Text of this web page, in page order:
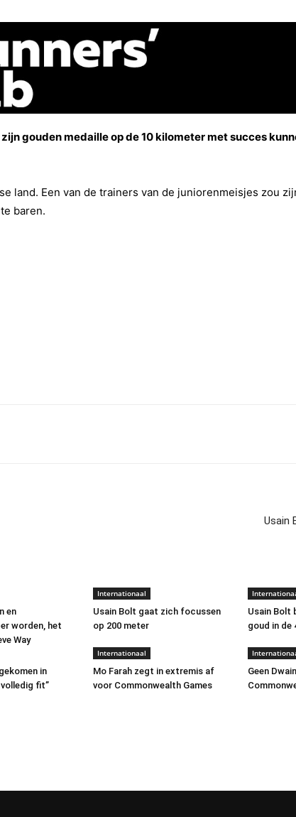
gouden medaille op de 10 kilometer met succes
land. Een van de trainers van de juniorenmeisjes zou
baren.
Usain
en
worden, het
Way
Internationaal
Usain Bolt gaat zich focussen
op 200 meter
Usain Bolt
goud in de
in
volledig fit”
Internationaal
Mo Farah zegt in extremis af
voor Commonwealth Games
Geen